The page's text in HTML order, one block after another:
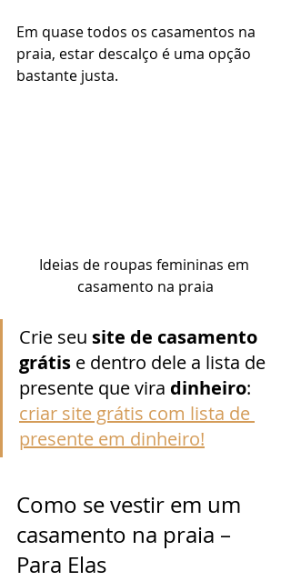
Em quase todos os casamentos na
praia, estar descalço é uma opção
bastante justa.
Ideias de roupas femininas em
casamento na praia
Crie seu site de casamento
grátis e dentro dele a lista de
presente que vira dinheiro:
criar site grátis com lista de
presente em dinheiro!
Como se vestir em um
casamento na praia –
Para Elas